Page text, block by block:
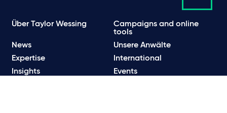
Über Taylor Wessing
Campaigns and online
tools
News
Unsere Anwälte
Expertise
International
Insights
Events